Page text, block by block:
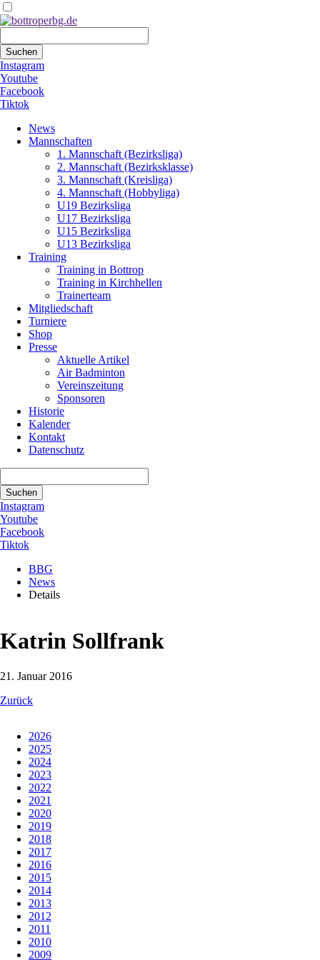
Suchen
Instagram
Youtube
Facebook
Tiktok
überspringen
News
Mannschaften
1. Mannschaft (Bezirksliga)
2. Mannschaft (Bezirksklasse)
3. Mannschaft (Kreisliga)
4. Mannschaft (Hobbyliga)
U19 Bezirksliga
U17 Bezirksliga
U15 Bezirksliga
U13 Bezirksliga
Training
Training in Bottrop
Training in Kirchhellen
Trainerteam
Mitgliedschaft
Turniere
Shop
Presse
Aktuelle Artikel
Air Badminton
Vereinszeitung
Sponsoren
Historie
Kalender
Kontakt
Datenschutz
Suchen
Instagram
Youtube
Facebook
Tiktok
BBG
News
Details
Katrin Sollfrank
21. Januar 2016
Zurück
2026
2025
2024
2023
2022
2021
2020
2019
2018
2017
2016
2015
2014
2013
2012
2011
2010
2009